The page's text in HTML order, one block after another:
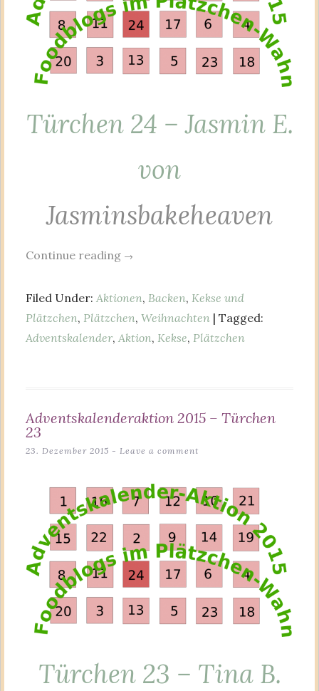
Türchen 24 – Jasmin E.
von
Jasminsbakeheaven
Continue reading →
Filed Under: Aktionen, Backen, Kekse und
Plätzchen, Plätzchen, Weihnachten | Tagged:
Adventskalender, Aktion, Kekse, Plätzchen
Adventskalenderaktion 2015 – Türchen
23
23. Dezember 2015 Leave a comment
Türchen 23 – Tina B.